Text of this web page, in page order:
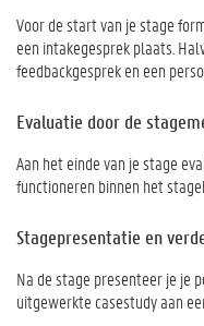
Voor de start van je stage
een intakegesprek plaats.
feedbackgesprek en een
Evaluatie door de
Aan het einde van je stage
functioneren binnen het
Stagepresentatie en
Na de stage presenteer je je
uitgewerkte casestudy aan